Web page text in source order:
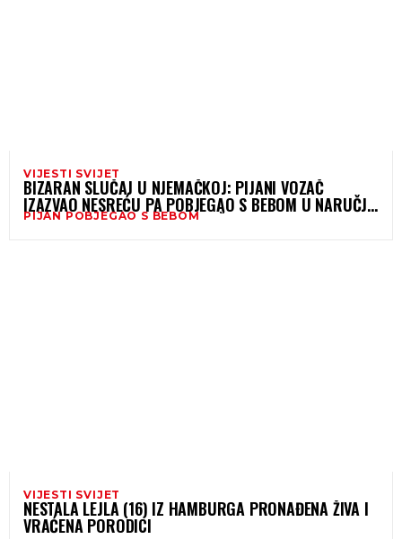
VIJESTI SVIJET
BIZARAN SLUČAJ U NJEMAČKOJ: PIJANI VOZAČ
IZAZVAO NESREĆU PA POBJEGAO S BEBOM U NARUČJU
– POLICIJA GA UBRZO PRONAŠLA
PIJAN POBJEGAO S BEBOM
VIJESTI SVIJET
NESTALA LEJLA (16) IZ HAMBURGA PRONAĐENA ŽIVA I
VRAĆENA PORODICI